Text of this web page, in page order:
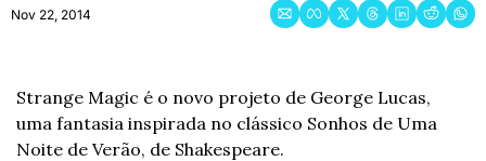
Nov 22, 2014
Strange Magic é o novo projeto de George Lucas,
uma fantasia inspirada no clássico Sonhos de Uma
Noite de Verão, de Shakespeare.